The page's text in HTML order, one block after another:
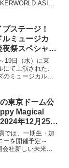
ASIA
のト...
ブステージ！
ルミュージカ
祭スペシャル
レポートが到
19日（水）に東
て上演された、
ミュージカル作
ライブがたっぷり
東京ドーム公
Magical
年12月25日
）18時より
て2日間連続
では、一期生・加
ーを開催予定～
会社新しい未来の